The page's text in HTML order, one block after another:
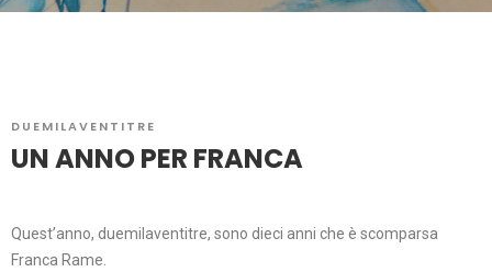
DUEMILAVENTITRE
UN ANNO PER FRANCA
Quest’anno, duemilaventitre, sono dieci anni che è scomparsa
Franca Rame.